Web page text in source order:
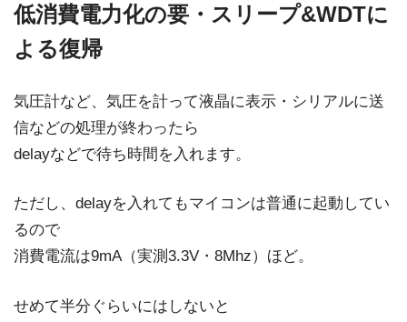
低消費電力化の要・スリープ&WDTに
よる復帰
気圧計など、気圧を計って液晶に表示・シリアルに送
信などの処理が終わったら
delayなどで待ち時間を入れます。
ただし、delayを入れてもマイコンは普通に起動してい
るので
消費電流は9mA（実測3.3V・8Mhz）ほど。
せめて半分ぐらいにはしないと